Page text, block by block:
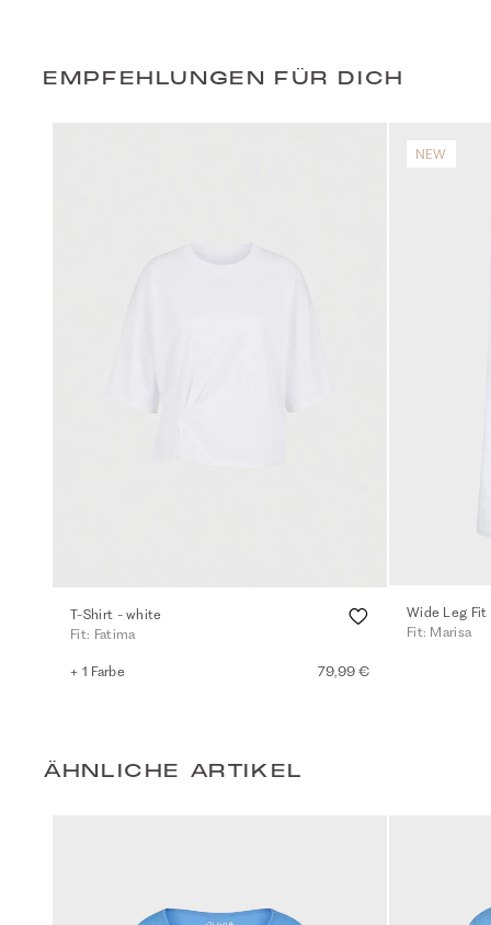
EMPFEHLUNGEN FÜR DICH
T-Shirt - white
Fit: Fatima
+ 1 Farbe 79,99 €
NEW
Wide Leg
Fit: Marisa
ÄHNLICHE ARTIKEL